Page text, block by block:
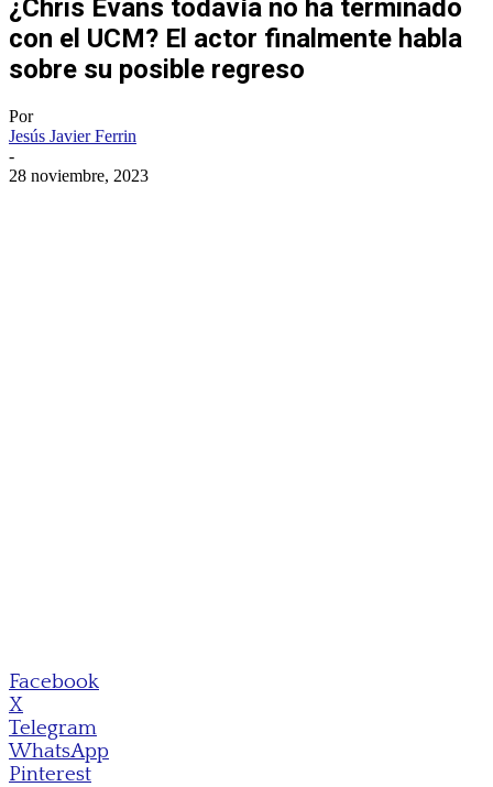
¿Chris Evans todavía no ha terminado
con el UCM? El actor finalmente habla
sobre su posible regreso
Por
Jesús Javier Ferrin
-
28 noviembre, 2023
Facebook
X
Telegram
WhatsApp
Pinterest